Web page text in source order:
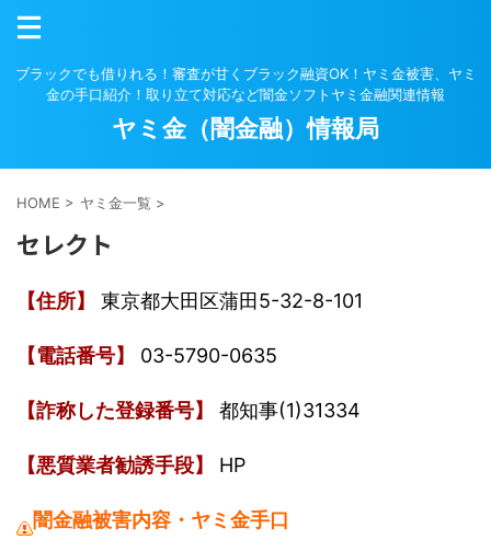
ブラックでも借りれる！審査が甘くブラック融資OK！ヤミ金被害、ヤミ
金の手口紹介！取り立て対応など闇金ソフトヤミ金融関連情報
ヤミ金（闇金融）情報局
HOME > ヤミ金一覧 >
セレクト
【住所】 東京都大田区蒲田5-32-8-101
【電話番号】 03-5790-0635
【詐称した登録番号】 都知事(1)31334
【悪質業者勧誘手段】 HP
闇金融被害内容・ヤミ金手口